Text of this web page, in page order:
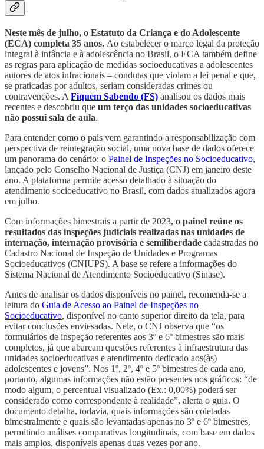
Neste mês de julho, o Estatuto da Criança e do Adolescente
(ECA) completa 35 anos. Ao estabelecer o marco legal da proteção
integral à infância e à adolescência no Brasil, o ECA também define
as regras para aplicação de medidas socioeducativas a adolescentes
autores de atos infracionais – condutas que violam a lei penal e que,
se praticadas por adultos, seriam consideradas crimes ou
contravenções. A Fiquem Sabendo (FS) analisou os dados mais
recentes e descobriu que um terço das unidades socioeducativas
não possui sala de aula.
Para entender como o país vem garantindo a responsabilização com
perspectiva de reintegração social, uma nova base de dados oferece
um panorama do cenário: o Painel de Inspeções no Socioeducativo,
lançado pelo Conselho Nacional de Justiça (CNJ) em janeiro deste
ano. A plataforma permite acesso detalhado à situação do
atendimento socioeducativo no Brasil, com dados atualizados agora
em julho.
Com informações bimestrais a partir de 2023, o painel reúne os
resultados das inspeções judiciais realizadas nas unidades de
internação, internação provisória e semiliberdade cadastradas no
Cadastro Nacional de Inspeção de Unidades e Programas
Socioeducativos (CNIUPS). A base se refere a informações do
Sistema Nacional de Atendimento Socioeducativo (Sinase).
Antes de analisar os dados disponíveis no painel, recomenda-se a
leitura do Guia de Acesso ao Painel de Inspeções no
Socioeducativo, disponível no canto superior direito da tela, para
evitar conclusões enviesadas. Nele, o CNJ observa que “os
formulários de inspeção referentes aos 3º e 6º bimestres são mais
completos, já que abarcam questões referentes à infraestrutura das
unidades socioeducativas e atendimento dedicado aos(às)
adolescentes e jovens”. Nos 1º, 2º, 4º e 5º bimestres de cada ano,
portanto, algumas informações não estão presentes nos gráficos: “de
modo algum, o percentual visualizado (Ex.: 0,00%) poderá ser
considerado como correspondente à realidade”, alerta o guia. O
documento detalha, todavia, quais informações são coletadas
bimestralmente e quais são levantadas apenas no 3º e 6º bimestres,
permitindo análises comparativas longitudinais, com base em dados
mais amplos, disponíveis apenas duas vezes por ano.